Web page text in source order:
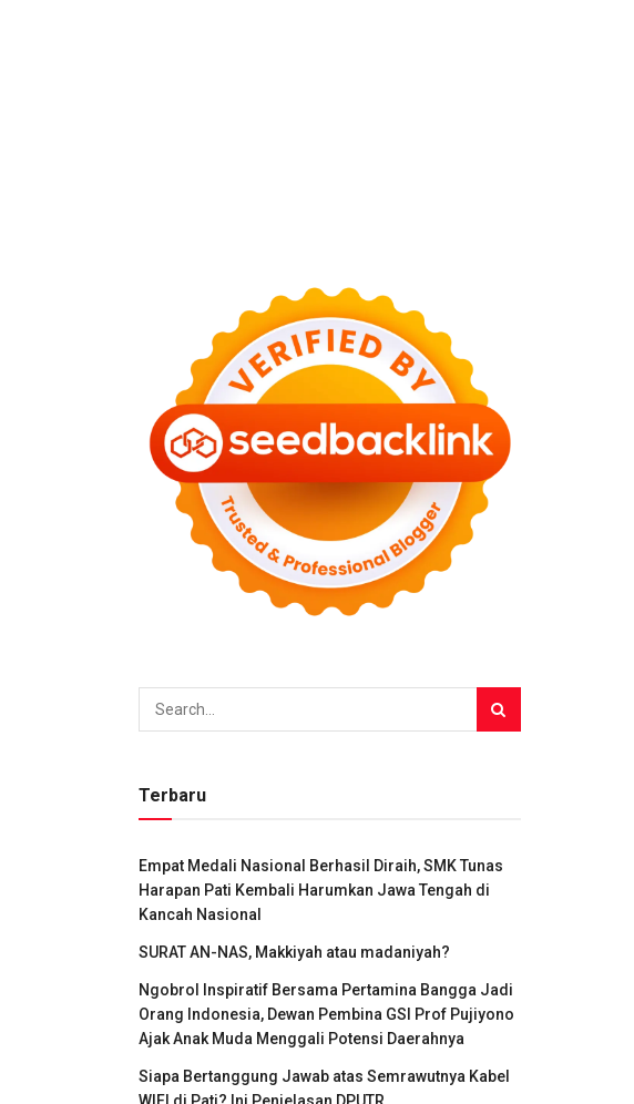
Terbaru
Empat Medali Nasional Berhasil Diraih, SMK Tunas
Harapan Pati Kembali Harumkan Jawa Tengah di
Kancah Nasional
SURAT AN-NAS, Makkiyah atau madaniyah?
Ngobrol Inspiratif Bersama Pertamina Bangga Jadi
Orang Indonesia, Dewan Pembina GSI Prof Pujiyono
Ajak Anak Muda Menggali Potensi Daerahnya
Siapa Bertanggung Jawab atas Semrawutnya Kabel